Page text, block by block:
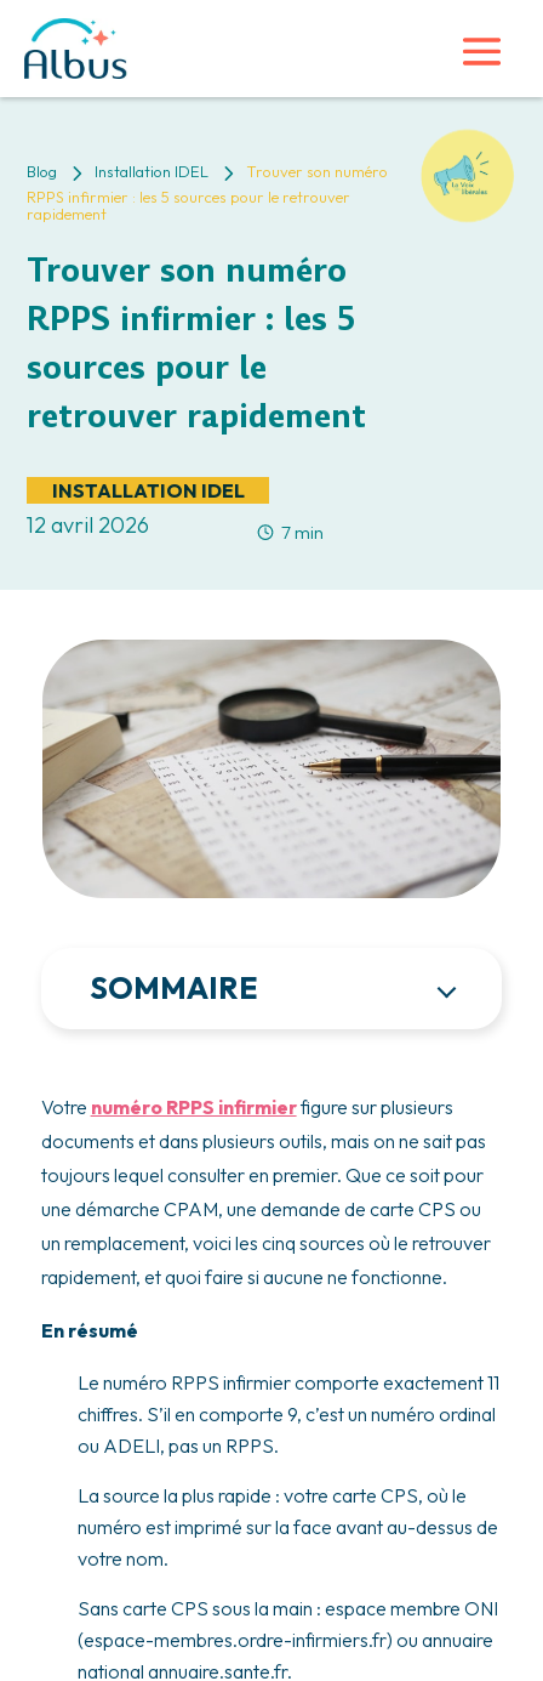
Blog 5 Installation IDEL 5
Trouver son numéro
RPPS infirmier : les 5 sources pour le retrouver
rapidement
Trouver son numéro
RPPS infirmier : les 5
sources pour le
retrouver rapidement
INSTALLATION IDEL
12 avril 2026 7 min
SOMMAIRE
Votre numéro RPPS infirmierfigure sur plusieurs
documents et dans plusieurs outils, mais on ne sait pas
toujours lequel consulter en premier. Que ce soit pour
une démarche CPAM, une demande de carte CPS ou
un remplacement, voici les cinq sources où le retrouver
rapidement, et quoi faire si aucune ne fonctionne.
En résumé
Le numéro RPPS infirmier comporte exactement 11
chiffres. S’il en comporte 9, c’est un numéro ordinal
ou ADELI, pas un RPPS.
La source la plus rapide : votre carte CPS, où le
numéro est imprimé sur la face avant au-dessus de
votre nom.
Sans carte CPS sous la main : espace membre ONI
(espace-membres.ordre-infirmiers.fr) ou annuaire
national annuaire.sante.fr.